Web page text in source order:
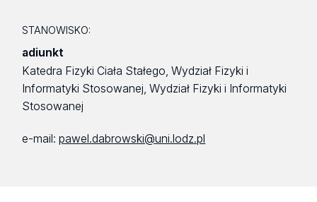
STANOWISKO:
adiunkt
Katedra Fizyki Ciała Stałego, Wydział Fizyki i
Informatyki Stosowanej, Wydział Fizyki i Informatyki
Stosowanej
e-mail:pawel.dabrowski@uni.lodz.pl